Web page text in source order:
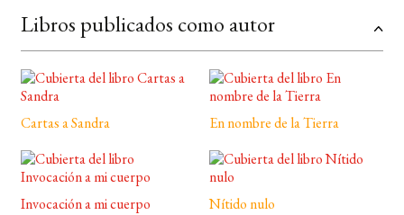
Libros publicados como autor
Cartas a Sandra En nombre de la Tierra
Invocación a mi cuerpo Nítido nulo